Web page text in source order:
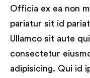
Officia ex ea non
pariatur sit id
Ullamco sit aute
consectetur
adipisicing. Qui id